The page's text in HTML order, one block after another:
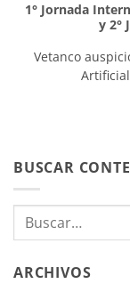
1° Jornada
y 2°
Vetanco
BUSCAR
ARCHIVOS